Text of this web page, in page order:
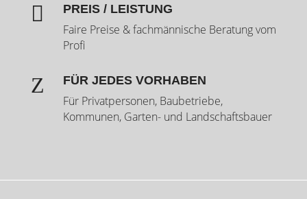
 PREIS / LEISTUNG
Faire Preise & fachmännische Beratung vom
Profi
Z FÜR JEDES VORHABEN
Für Privatpersonen, Baubetriebe,
Kommunen, Garten- und Landschaftsbauer